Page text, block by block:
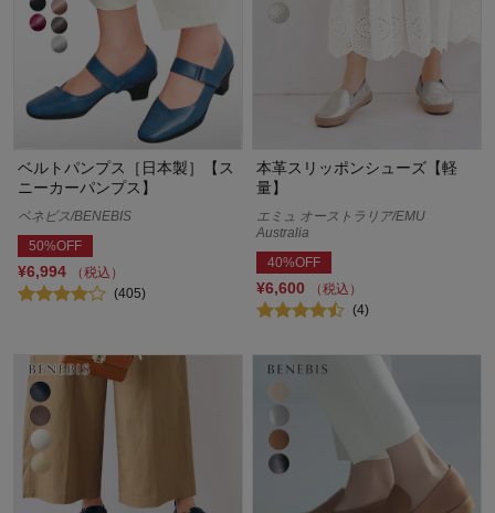
ベルトパンプス［日本製］【ス
ニーカーパンプス】
ベネビス/BENEBIS
50%OFF
¥6,994
（税込）
(405)
本革スリッポンシューズ【軽
量】
エミュ オーストラリア/EMU
Australia
40%OFF
¥6,600
（税込）
(4)